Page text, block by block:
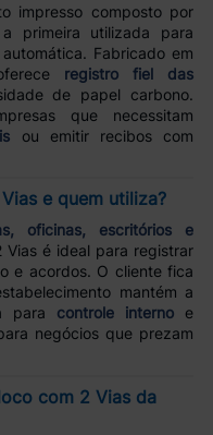
impresso composto por
primeira utilizada para
Fabricado em
registro fiel das
de papel carbono.
que necessitam
ou emitir recibos com
e quem utiliza?
oficinas, escritórios e
Vias é ideal para registrar
e acordos. O cliente fica
mantém a
para controle interno e
negócios que prezam
com 2 Vias da